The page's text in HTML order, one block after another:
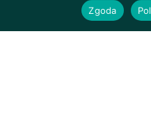
Zgoda